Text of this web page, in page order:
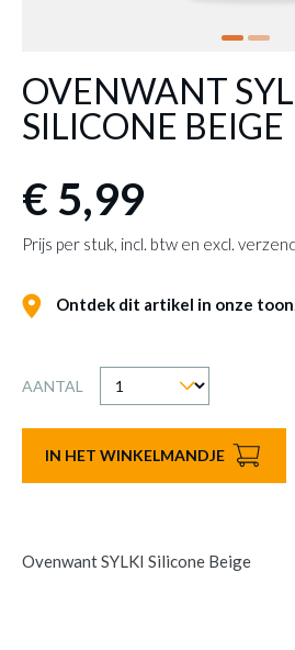
OVENWANT
SILICONE BEIGE
€ 5,99
Prijs per stuk, incl. btw en excl.
Ontdek dit artikel in onze
AANTAL
IN HET WINKELMANDJE
Ovenwant SYLKI Silicone Beige